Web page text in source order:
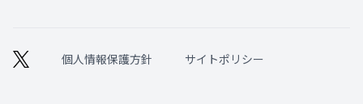
個人情報保護方針 サイトポリシー